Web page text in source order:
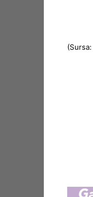
(Sursa: